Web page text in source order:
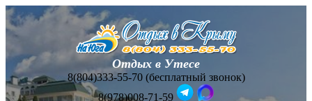
Отдых в Утесе
8(804)333-55-70 (бесплатный звонок)
8(978)008-71-59